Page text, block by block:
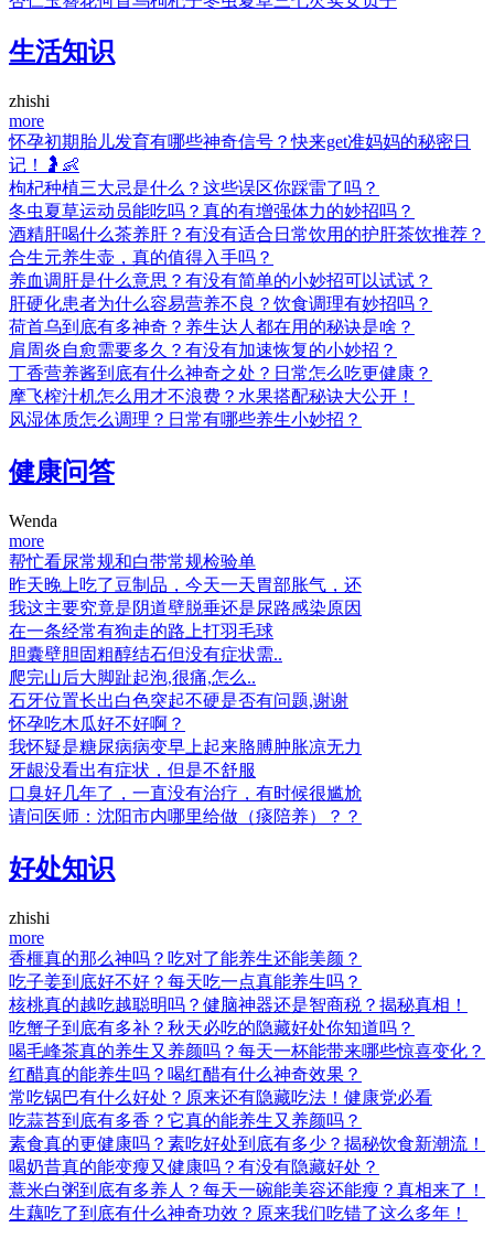
生活知识
zhishi
more
怀孕初期胎儿发育有哪些神奇信号？快来get准妈妈的秘密日
记！🤰👶
枸杞种植三大忌是什么？这些误区你踩雷了吗？
冬虫夏草运动员能吃吗？真的有增强体力的妙招吗？
酒精肝喝什么茶养肝？有没有适合日常饮用的护肝茶饮推荐？
合生元养生壶，真的值得入手吗？
养血调肝是什么意思？有没有简单的小妙招可以试试？
肝硬化患者为什么容易营养不良？饮食调理有妙招吗？
荷首乌到底有多神奇？养生达人都在用的秘诀是啥？
肩周炎自愈需要多久？有没有加速恢复的小妙招？
丁香营养酱到底有什么神奇之处？日常怎么吃更健康？
摩飞榨汁机怎么用才不浪费？水果搭配秘诀大公开！
风湿体质怎么调理？日常有哪些养生小妙招？
健康问答
Wenda
more
帮忙看尿常规和白带常规检验单
昨天晚上吃了豆制品，今天一天胃部胀气，还
我这主要究竟是阴道壁脱垂还是尿路感染原因
在一条经常有狗走的路上打羽毛球
胆囊壁胆固粗醇结石但没有症状需..
爬完山后大脚趾起泡,很痛,怎么..
石牙位置长出白色突起不硬是否有问题,谢谢
怀孕吃木瓜好不好啊？
我怀疑是糖尿病病变早上起来胳膊肿胀凉无力
牙龈没看出有症状，但是不舒服
口臭好几年了，一直没有治疗，有时候很尴尬
请问医师：沈阳市内哪里给做（痰陪养）？？
好处知识
zhishi
more
香榧真的那么神吗？吃对了能养生还能美颜？
吃子姜到底好不好？每天吃一点真能养生吗？
核桃真的越吃越聪明吗？健脑神器还是智商税？揭秘真相！
吃蟹子到底有多补？秋天必吃的隐藏好处你知道吗？
喝毛峰茶真的养生又养颜吗？每天一杯能带来哪些惊喜变化？
红醋真的能养生吗？喝红醋有什么神奇效果？
常吃锅巴有什么好处？原来还有隐藏吃法！健康党必看
吃蒜苔到底有多香？它真的能养生又养颜吗？
素食真的更健康吗？素吃好处到底有多少？揭秘饮食新潮流！
喝奶昔真的能变瘦又健康吗？有没有隐藏好处？
薏米白粥到底有多养人？每天一碗能美容还能瘦？真相来了！
生藕吃了到底有什么神奇功效？原来我们吃错了这么多年！